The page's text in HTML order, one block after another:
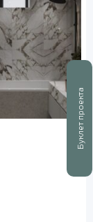
Буклет проекта